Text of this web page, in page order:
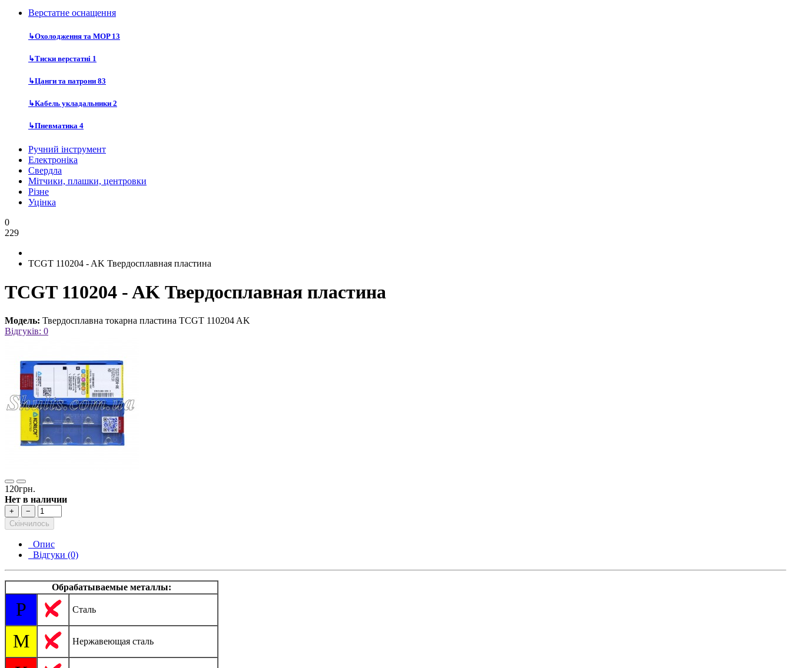
Верстатне оснащення
↳Охолодження та MOP 13
↳Тиски верстатні 1
↳Цанги та патрони 83
↳Кабель укладальники 2
↳Пневматика 4
Ручний інструмент
Електроніка
Свердла
Мітчики, плашки, центровки
Різне
Уцінка
0
229
TCGT 110204 - AK Твердосплавная пластина
TCGT 110204 - AK Твердосплавная пластина
Модель: Твердосплавна токарна пластина TCGT 110204 AK
Відгуків: 0
120грн.
Нет в наличии
+
−
Скінчилось
Опис
Відгуки (0)
Обрабатываемые металлы:
P Сталь
M Нержавеющая сталь